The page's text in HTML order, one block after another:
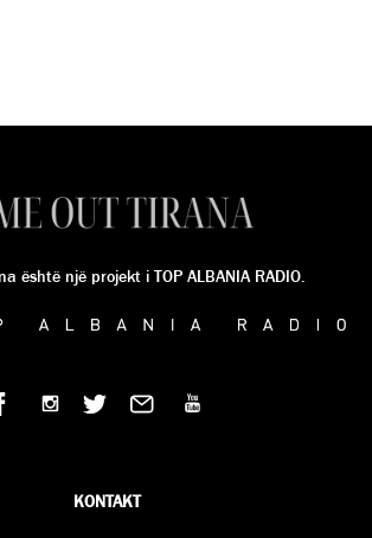
është një projekt i TOP ALBANIA RADIO.
KONTAKT